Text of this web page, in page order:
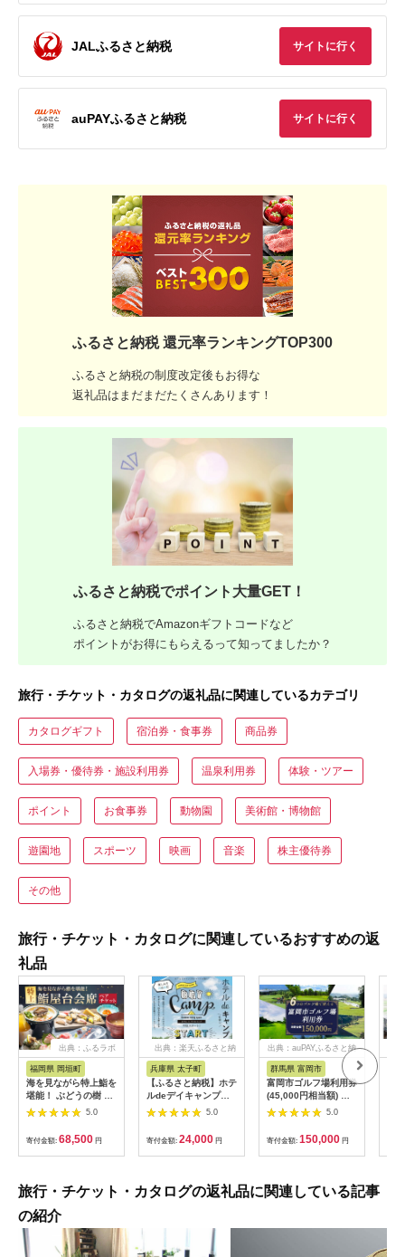
JALふるさと納税 サイトに行く
auPAYふるさと納税 サイトに行く
ふるさと納税 還元率ランキングTOP300
ふるさと納税の制度改定後もお得な
返礼品はまだまだたくさんあります！
ふるさと納税でポイント大量GET！
ふるさと納税でAmazonギフトコードなど
ポイントがお得にもらえるって知ってましたか？
旅行・チケット・カタログの返礼品に関連しているカテゴリ
カタログギフト 宿泊券・食事券 商品券
入場券・優待券・施設利用券 温泉利用券 体験・ツアー
ポイント お食事券 動物園 美術館・博物館
遊園地 スポーツ 映画 音楽 株主優待券
その他
旅行・チケット・カタログに関連しているおすすめの返
礼品
出典：ふるラボ
福岡県 岡垣町
海を見ながら特上鮨を
堪能！ ぶどうの樹 鮨
屋台ペア お食事券 海
鮮 海 屋台 食事 ペア
福岡県 岡垣町
5.0
寄付金額: 68,500 円
出典：楽天ふるさと納
兵庫県 太子町
【ふるさと納税】ホテ
ルdeデイキャンプ体
験チケット
【1364991】
5.0
寄付金額: 24,000 円
出典：auPAYふるさと納
群馬県 富岡市
富岡市ゴルフ場利用券
(45,000円相当額) ゴ
ルフ チケット 平日 土
日 祝日 プレー券 関東
群馬県 首都圏 F20E-
382
5.0
寄付金額: 150,000 円
旅行・チケット・カタログの返礼品に関連している記事
の紹介